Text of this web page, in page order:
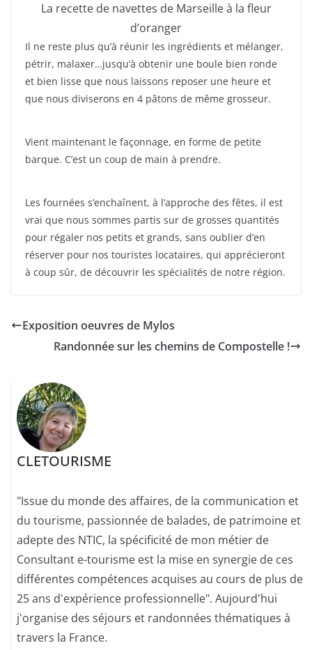
La recette de navettes de Marseille à la fleur
d’oranger
Il ne reste plus qu’à réunir les ingrédients et mélanger,
pétrir, malaxer…jusqu’à obtenir une boule bien ronde
et bien lisse que nous laissons reposer une heure et
que nous diviserons en 4 pâtons de même grosseur.
Vient maintenant le façonnage, en forme de petite
barque. C’est un coup de main à prendre.
Les fournées s’enchaînent, à l’approche des fêtes, il est
vrai que nous sommes partis sur de grosses quantités
pour régaler nos petits et grands, sans oublier d’en
réserver pour nos touristes locataires, qui apprécieront
à coup sûr, de découvrir les spécialités de notre région.
Exposition oeuvres de Mylos
Randonnée sur les chemins de Compostelle !
CLETOURISME
"Issue du monde des affaires, de la communication et
du tourisme, passionnée de balades, de patrimoine et
adepte des NTIC, la spécificité de mon métier de
Consultant e-tourisme est la mise en synergie de ces
différentes compétences acquises au cours de plus de
25 ans d'expérience professionnelle". Aujourd'hui
j'organise des séjours et randonnées thématiques à
travers la France.